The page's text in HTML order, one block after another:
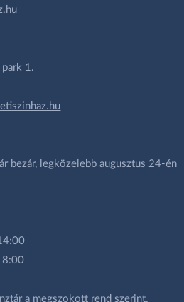
1.
bezár, legközelebb augusztus 24-én
a megszokott rend szerint,